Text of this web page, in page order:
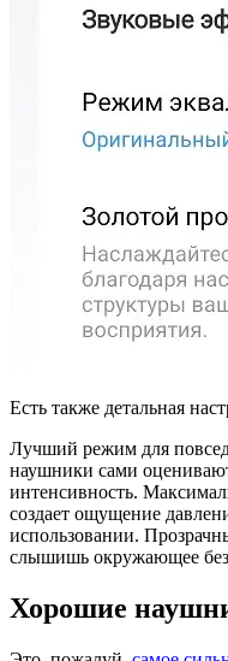
Есть также детальная
Лучший режим для
наушники сами
интенсивность.
создает ощущение
использовании.
слышишь окружающее без
Хорошие